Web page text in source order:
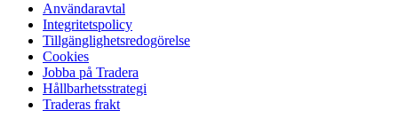
Användaravtal
Integritetspolicy
Tillgänglighetsredogörelse
Cookies
Jobba på Tradera
Hållbarhetsstrategi
Traderas frakt